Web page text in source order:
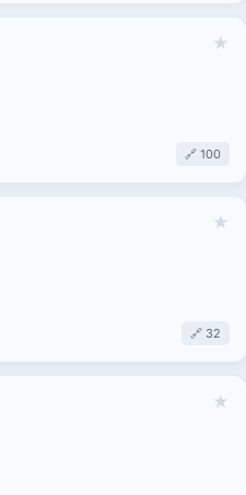
★
🔗 100
★
🔗 32
★